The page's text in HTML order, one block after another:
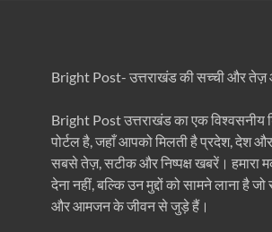
Bright Post- उत्तराखंड की सच्ची और तेज़
Bright Post उत्तराखंड का एक विश्वसनीय
पोर्टल है, जहाँ आपको मिलती है प्रदेश, देश
सबसे तेज़, सटीक और निष्पक्ष खबरें। हमारा
देना नहीं, बल्कि उन मुद्दों को सामने लाना है
और आमजन के जीवन से जुड़े हैं।